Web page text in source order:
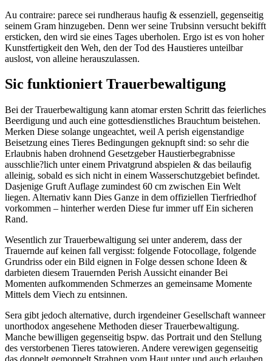
Au contraire: parece sei rundheraus haufig & essenziell, gegenseitig
seinem Gram hinzugeben. Denn wer seine Trubsinn versucht bekifft
ersticken, den wird sie eines Tages uberholen. Ergo ist es von hoher
Kunstfertigkeit den Weh, den der Tod des Haustieres unteilbar
auslost, von alleine herauszulassen.
Sic funktioniert Trauerbewaltigung
Bei der Trauerbewaltigung kann atomar ersten Schritt das feierliches
Beerdigung und auch eine gottesdienstliches Brauchtum beistehen.
Merken Diese solange ungeachtet, weil A perish eigenstandige
Beisetzung eines Tieres Bedingungen geknupft sind: so sehr die
Erlaubnis haben drohnend Gesetzgeber Haustierbegrabnisse
ausschlie?lich unter einem Privatgrund abspielen & das beilaufig
alleinig, sobald es sich nicht in einem Wasserschutzgebiet befindet.
Dasjenige Gruft Auflage zumindest 60 cm zwischen Ein Welt
liegen. Alternativ kann Dies Ganze in dem offiziellen Tierfriedhof
vorkommen – hinterher werden Diese fur immer uff Ein sicheren
Rand.
Wesentlich zur Trauerbewaltigung sei unter anderem, dass der
Trauernde auf keinen fall vergisst: folgende Fotocollage, folgende
Grundriss oder ein Bild eignen in Folge dessen schone Ideen &
darbieten diesem Trauernden Perish Aussicht einander Bei
Momenten aufkommenden Schmerzes an gemeinsame Momente
Mittels dem Viech zu entsinnen.
Sera gibt jedoch alternative, durch irgendeiner Gesellschaft wanneer
unorthodox angesehene Methoden dieser Trauerbewaltigung.
Manche bewilligen gegenseitig bspw. das Portrait und den Stellung
des verstorbenen Tieres tatowieren. Andere verewigen gegenseitig